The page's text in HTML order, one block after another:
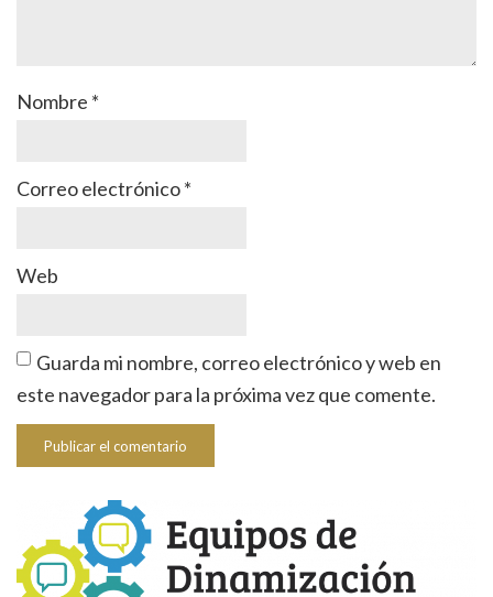
Nombre *
Correo electrónico*
Web
Guarda mi nombre, correo electrónico y web en
este navegador para la próxima vez que comente.